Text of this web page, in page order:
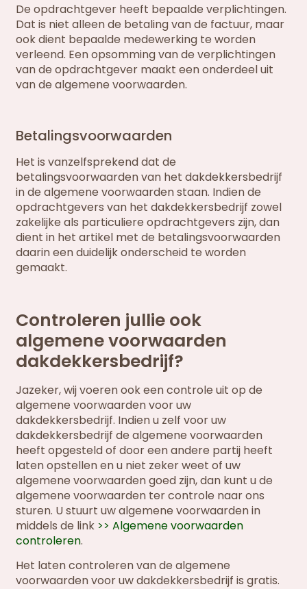
De opdrachtgever heeft bepaalde verplichtingen.
Dat is niet alleen de betaling van de factuur, maar
ook dient bepaalde medewerking te worden
verleend. Een opsomming van de verplichtingen
van de opdrachtgever maakt een onderdeel uit
van de algemene voorwaarden.
Betalingsvoorwaarden
Het is vanzelfsprekend dat de
betalingsvoorwaarden van het dakdekkersbedrijf
in de algemene voorwaarden staan. Indien de
opdrachtgevers van het dakdekkersbedrijf zowel
zakelijke als particuliere opdrachtgevers zijn, dan
dient in het artikel met de betalingsvoorwaarden
daarin een duidelijk onderscheid te worden
gemaakt.
Controleren jullie ook
algemene voorwaarden
dakdekkersbedrijf?
Jazeker, wij voeren ook een controle uit op de
algemene voorwaarden voor uw
dakdekkersbedrijf. Indien u zelf voor uw
dakdekkersbedrijf de algemene voorwaarden
heeft opgesteld of door een andere partij heeft
laten opstellen en u niet zeker weet of uw
algemene voorwaarden goed zijn, dan kunt u de
algemene voorwaarden ter controle naar ons
sturen. U stuurt uw algemene voorwaarden in
middels de link >> Algemene voorwaarden
controleren.
Het laten controleren van de algemene
voorwaarden voor uw dakdekkersbedrijf is gratis.